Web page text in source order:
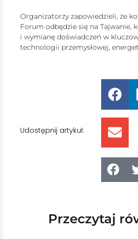
Organizatorzy zapowiedzieli, że
Forum odbędzie się na Tajwanie,
i wymianę doświadczeń w
technologii przemysłowej,
Udostępnij artykuł:
Przeczytaj